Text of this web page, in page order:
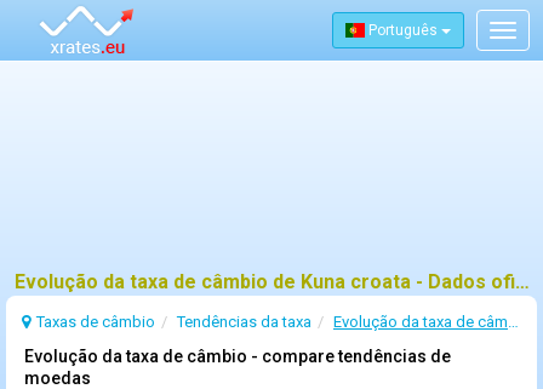
Português
Evolução da taxa de câmbio de Kuna croata - Dados oficiais do BCE e tendências
Taxas de câmbio Tendências da taxa Evolução da taxa de câmbio de Kuna croata
Evolução da taxa de câmbio - compare tendências de
moedas